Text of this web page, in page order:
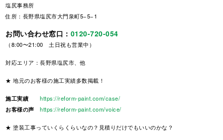
塩尻事務所
住所：長野県塩尻市大門泉町5−5−1
お問い合わせ窓口： 0120-720-054
（8:00〜21:00 土日祝も営業中）
対応エリア：長野県塩尻市、他
★ 地元のお客様の施工実績多数掲載！
施工実績
https://reform-paint.com/case/
お客様の声
https://reform-paint.com/voice/
★ 塗装工事っていくらくらいなの？見積りだけでもいいのかな？